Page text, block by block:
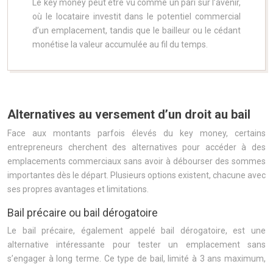
Le key money peut être vu comme un pari sur l’avenir,
où le locataire investit dans le potentiel commercial
d’un emplacement, tandis que le bailleur ou le cédant
monétise la valeur accumulée au fil du temps.
Alternatives au versement d’un droit au bail
Face aux montants parfois élevés du key money, certains
entrepreneurs cherchent des alternatives pour accéder à des
emplacements commerciaux sans avoir à débourser des sommes
importantes dès le départ. Plusieurs options existent, chacune avec
ses propres avantages et limitations.
Bail précaire ou bail dérogatoire
Le bail précaire, également appelé bail dérogatoire, est une
alternative intéressante pour tester un emplacement sans
s’engager à long terme. Ce type de bail, limité à 3 ans maximum,